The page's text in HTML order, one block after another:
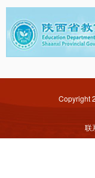
Copyright
联